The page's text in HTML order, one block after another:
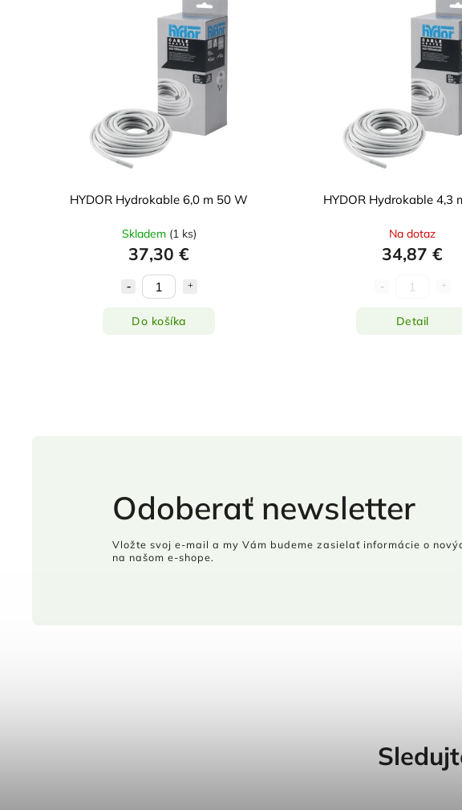
HYDOR Hydrokable 6,0 m 50 W
Skladem (1 ks)
37,30 €
Do košíka
HYDOR Hydrokable 4,3
Na dotaz
34,87 €
Detail
Odoberať newsletter
Vložte svoj e-mail a my Vám budeme zasielať informácie o
na našom e-shope.